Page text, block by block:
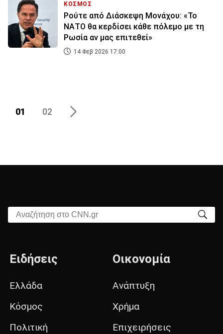
ΚΟΣΜΟΣ
Ρούτε από Διάσκεψη Μονάχου: «Το
ΝΑΤΟ θα κερδίσει κάθε πόλεμο με τη
Ρωσία αν μας επιτεθεί»
14 Φεβ 2026 17:00
01 02
Αναζήτηση στο CNN.gr
Ειδήσεις
Ελλάδα
Κόσμος
Πολιτική
Οικονομία
Ανάπτυξη
Χρήμα
Επιχειρήσεις